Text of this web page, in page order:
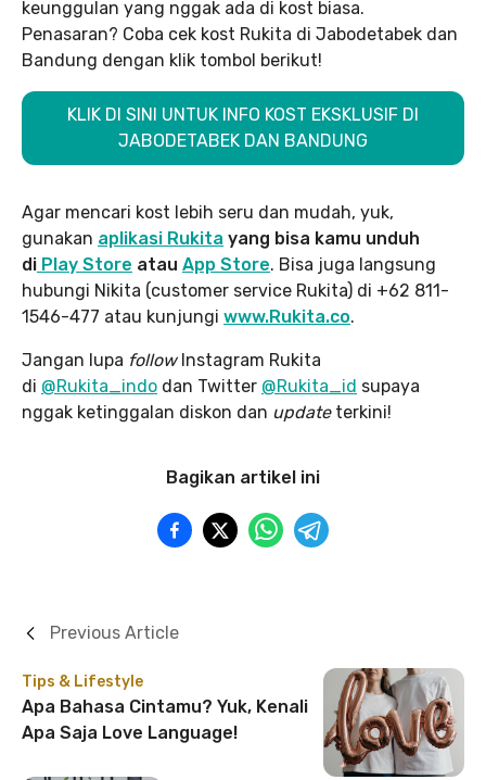
keunggulan yang nggak ada di kost biasa.
Penasaran? Coba cek kost Rukita di Jabodetabek dan
Bandung dengan klik tombol berikut!
KLIK DI SINI UNTUK INFO KOST EKSKLUSIF DI
JABODETABEK DAN BANDUNG
Agar mencari kost lebih seru dan mudah, yuk,
gunakan aplikasi Rukita yang bisa kamu unduh
di Play Store atau App Store. Bisa juga langsung
hubungi Nikita (customer service Rukita) di +62 811-
1546-477 atau kunjungi www.Rukita.co.
Jangan lupa followInstagram Rukita
di @Rukita_indo dan Twitter @Rukita_id supaya
nggak ketinggalan diskon dan update terkini!
Bagikan artikel ini
Tips & Lifestyle
Apa Bahasa Cintamu? Yuk, Kenali
Apa Saja Love Language!
Previous Article